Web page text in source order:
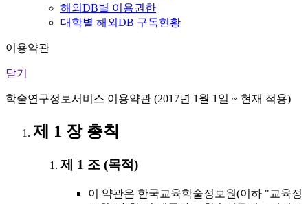
해외DB별 이용권한
대학별 해외DB 구독현황
이용약관
닫기
학술연구정보서비스 이용약관 (2017년 1월 1일 ~ 현재 적용)
제 1 장 총칙
제 1 조 (목적)
이 약관은 한국교육학술정보원(이하 "교육정